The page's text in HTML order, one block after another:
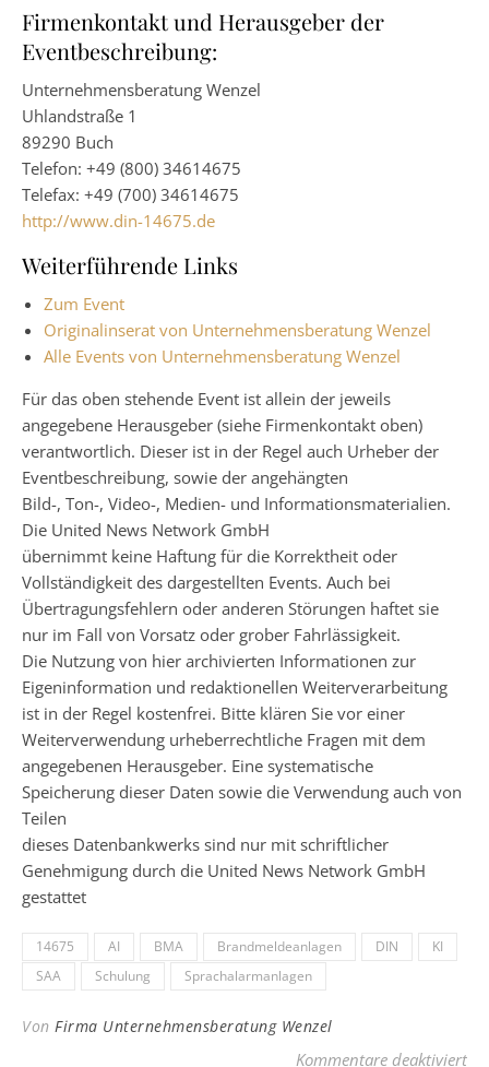
Firmenkontakt und Herausgeber der
Eventbeschreibung:
Unternehmensberatung Wenzel
Uhlandstraße 1
89290 Buch
Telefon: +49 (800) 34614675
Telefax: +49 (700) 34614675
http://www.din-14675.de
Weiterführende Links
Zum Event
Originalinserat von Unternehmensberatung Wenzel
Alle Events von Unternehmensberatung Wenzel
Für das oben stehende Event ist allein der jeweils
angegebene Herausgeber (siehe Firmenkontakt oben)
verantwortlich. Dieser ist in der Regel auch Urheber der
Eventbeschreibung, sowie der angehängten
Bild-, Ton-, Video-, Medien- und Informationsmaterialien.
Die United News Network GmbH
übernimmt keine Haftung für die Korrektheit oder
Vollständigkeit des dargestellten Events. Auch bei
Übertragungsfehlern oder anderen Störungen haftet sie
nur im Fall von Vorsatz oder grober Fahrlässigkeit.
Die Nutzung von hier archivierten Informationen zur
Eigeninformation und redaktionellen Weiterverarbeitung
ist in der Regel kostenfrei. Bitte klären Sie vor einer
Weiterverwendung urheberrechtliche Fragen mit dem
angegebenen Herausgeber. Eine systematische
Speicherung dieser Daten sowie die Verwendung auch von
Teilen
dieses Datenbankwerks sind nur mit schriftlicher
Genehmigung durch die United News Network GmbH
gestattet
14675 AI BMA Brandmeldeanlagen DIN
KI
SAA
Schulung Sprachalarmanlagen
Von Firma Unternehmensberatung Wenzel
Kommentare deaktiviert